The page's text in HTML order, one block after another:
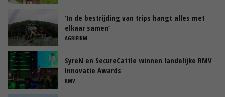
‘In de bestrijding van trips hangt alles met
elkaar samen’
AGRIFIRM
SyreN en SecureCattle winnen landelijke RMV
Innovatie Awards
RMV